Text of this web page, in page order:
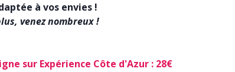
à vos envies !
venez nombreux !
sur Expérience Côte d'Azur : 28€